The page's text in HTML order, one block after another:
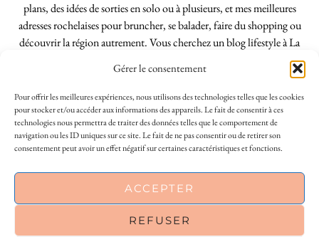
Gérer le consentement
Pour offrir les meilleures expériences, nous utilisons des technologies telles que les cookies
pour stocker et/ou accéder aux informations des appareils. Le fait de consentir à ces
technologies nous permettra de traiter des données telles que le comportement de
navigation ou les ID uniques sur ce site. Le fait de ne pas consentir ou de retirer son
consentement peut avoir un effet négatif sur certaines caractéristiques et fonctions.
ACCEPTER
REFUSER
plans, des idées de sorties en solo ou à plusieurs, et mes meilleures
adresses rochelaises pour bruncher, se balader, faire du shopping ou
découvrir la région autrement. Vous cherchez un blog lifestyle à La
Rochelle, tenu par une locale ? Vous êtes au bon endroit. Que vous
soyez Rochelais·e ou de passage dans notre belle ville, j’espère que mes
articles vous aideront à profiter de La Rochelle comme un·e vrai·e
initié·e. !